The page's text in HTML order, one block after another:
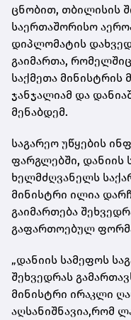
ცნობით, თბილისის
საერთაშორისო
დიპლომატის
გაიმართა,
საქმეთა მინისტრის
ჯანჯალიამ და
მენაბდემ.
საგარეო უწყების
ფარგლებში, დანიის
ხელმძღვანელს
მინისტრი ილია
გაიმართება
გაფართოებულ
„დანიის სამეფოს
შეხვედრას
მინისტრი ირაკლი
აღსანიშნავია,რომ